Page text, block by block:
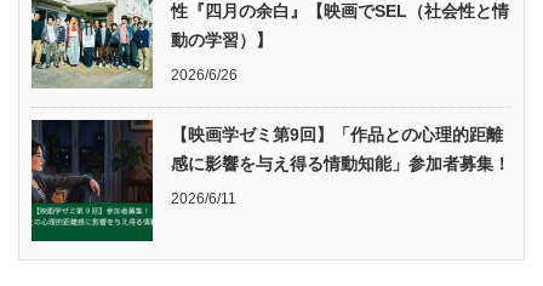
性『四月の余白』【映画でSEL（社会性と情
動の学習）】
2026/6/26
【映画学ゼミ第9回】「作品との心理的距離
感に影響を与え得る情動知能」参加者募集！
2026/6/11